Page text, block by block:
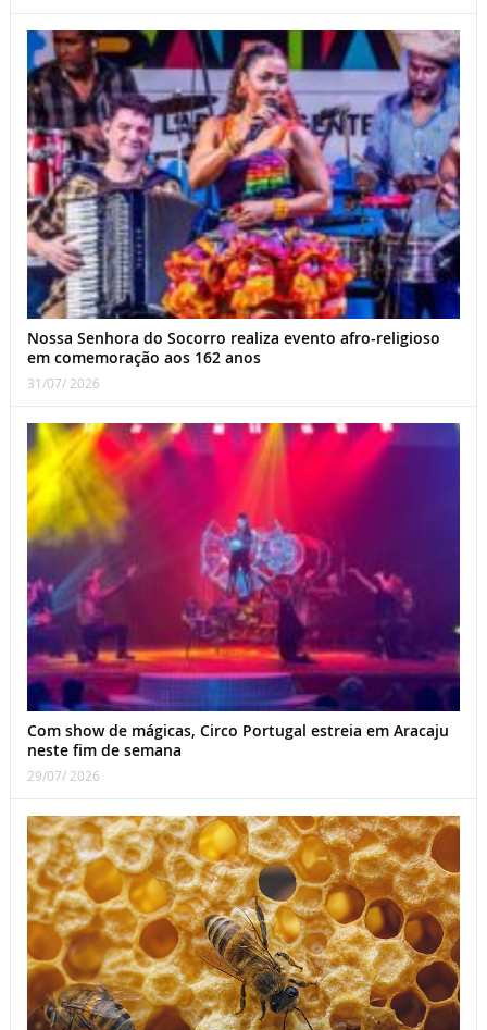
Nossa Senhora do Socorro realiza evento afro-religioso
em comemoração aos 162 anos
31/07/ 2026
Com show de mágicas, Circo Portugal estreia em Aracaju
neste fim de semana
29/07/ 2026